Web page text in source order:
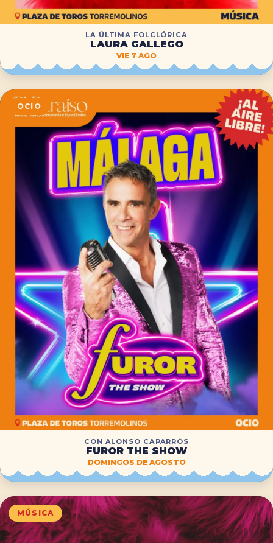
LA ÚLTIMA FOLCLÓRICA
LAURA GALLEGO
VIE 7 AGO
OCIO
CON ALONSO CAPARRÓS
FUROR THE SHOW
DOMINGOS DE AGOSTO
MÚSICA